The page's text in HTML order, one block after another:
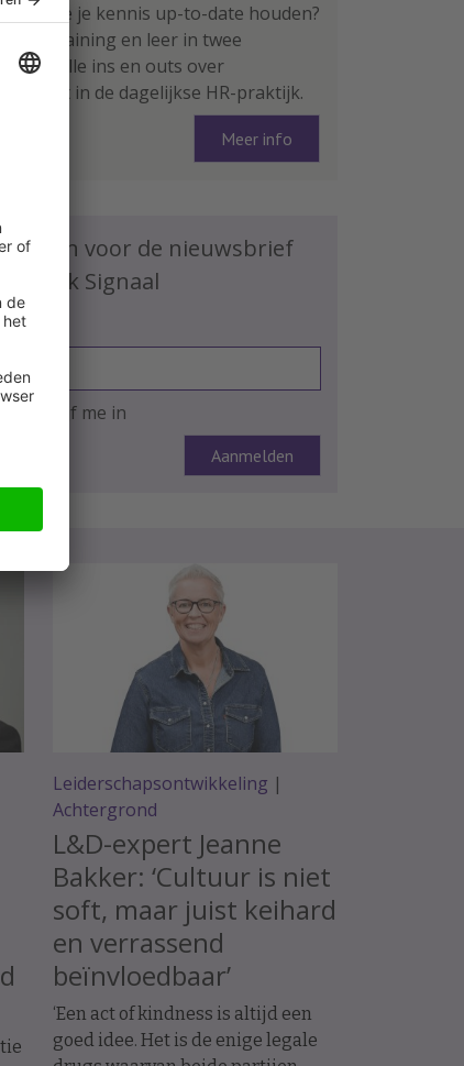
er? Wil je je kennis up-to-date houden?
deze training en leer in twee
alle ins en outs over
in de dagelijkse HR-praktijk.
Meer info
je in voor de nieuwsbrief
Praktijk Signaal
ik schrijf me in
Leiderschapsontwikkeling |
Achtergrond
L&D-expert Jeanne
Bakker: ‘Cultuur is niet
soft, maar juist keihard
en verrassend
beïnvloedbaar’
‘Een act of kindness is altijd een
goed idee. Het is de enige legale